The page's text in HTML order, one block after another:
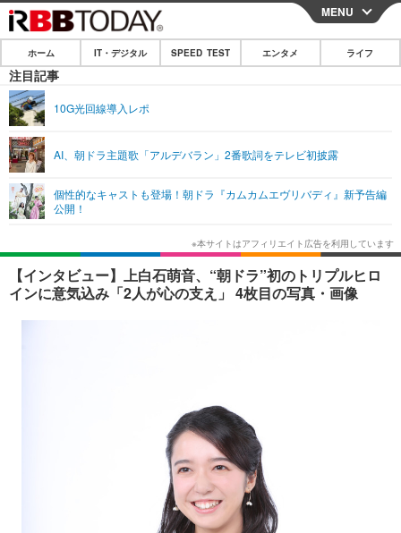
CLOSE
ホーム
IT・デジタル
ショッピング その他
SPEED TEST
エンタメ
エンタメTOP
韓国・芸能
音楽 スポーツ
ライフ
ライフTOP グルメ
ペット ショッピング
リリース一覧
プッシュ通知の停止方法
MENU
ホーム IT・デジタル SPEED TEST エンタメ ライフ
注目記事
10G光回線導入レポ
AI、朝ドラ主題歌「アルデバラン」2番歌詞をテレビ初披露
個性的なキャストも登場！朝ドラ『カムカムエヴリバディ』新予告編
公開！
【インタビュー】上白石萌音、“朝ドラ”初のトリプルヒロ
インに意気込み「2人が心の支え」 4枚目の写真・画像